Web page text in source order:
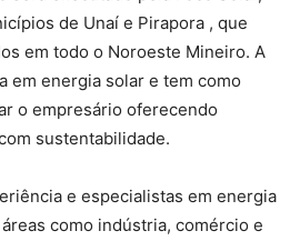
de Unaí e Pirapora , que
em todo o Noroeste Mineiro. A
em energia solar e tem como
o empresário oferecendo
sustentabilidade.
e especialistas em energia
como indústria, comércio e